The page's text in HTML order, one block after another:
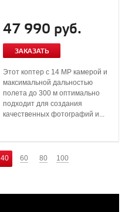
47 990 руб.
ЗАКАЗАТЬ
Этот коптер с 14 MP камерой и
максимальной дальностью
полета до 300 м оптимально
подходит для создания
качественных фотографий и...
40 60 80 100